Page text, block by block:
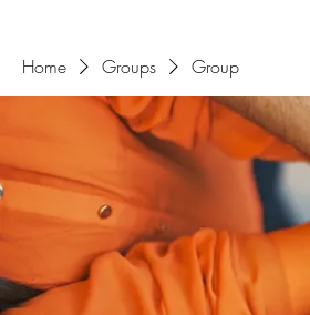
Home Groups Group